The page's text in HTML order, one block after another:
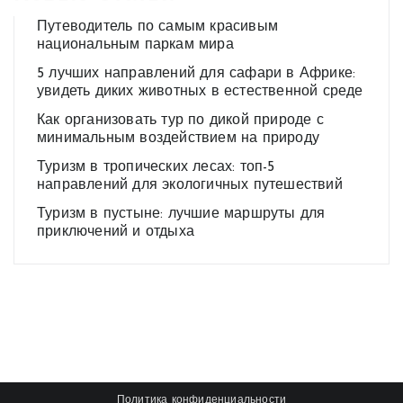
Путеводитель по самым красивым
национальным паркам мира
5 лучших направлений для сафари в Африке:
увидеть диких животных в естественной среде
Как организовать тур по дикой природе с
минимальным воздействием на природу
Туризм в тропических лесах: топ-5
направлений для экологичных путешествий
Туризм в пустыне: лучшие маршруты для
приключений и отдыха
Политика конфиденциальности